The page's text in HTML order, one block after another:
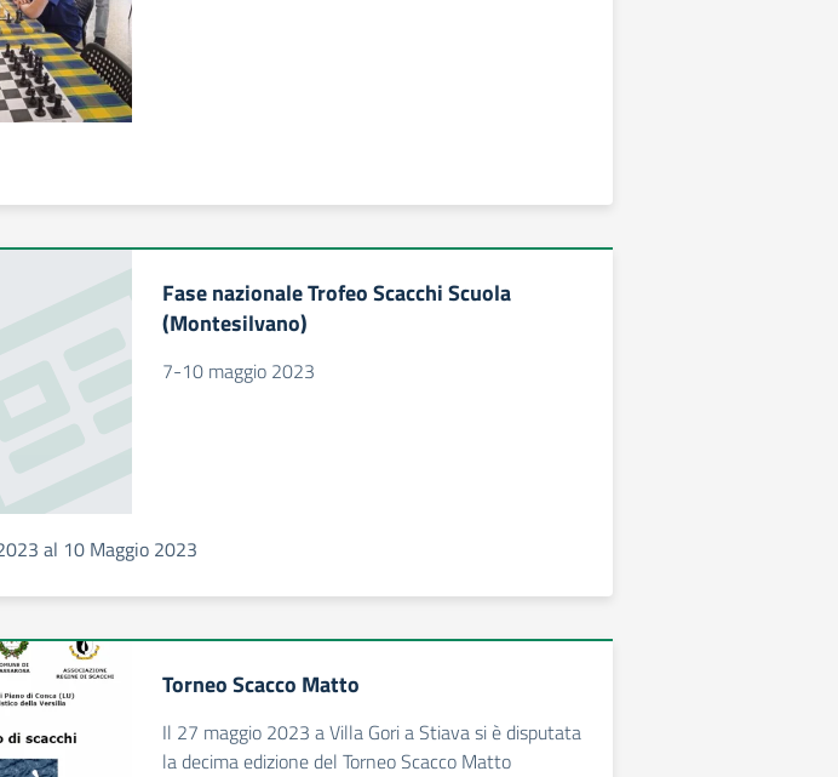
Fase nazionale Trofeo Scacchi Scuola
(Montesilvano)
7-10 maggio 2023
al 10 Maggio 2023
Torneo Scacco Matto
Il 27 maggio 2023 a Villa Gori a Stiava si è disputata
la decima edizione del Torneo Scacco Matto